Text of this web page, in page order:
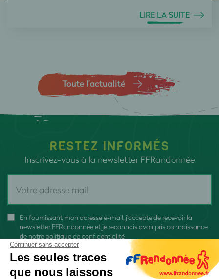
LIRE LA SUITE
Toute l’actualité
RESTEZ INFORMÉS
Inscrivez-vous à la newsletter FFRandonnée
En fournissant mon adresse e-mail, j'accepte de recevoir la
newsletter FFRandonnée et je reconnais avoir pris connaissance
de notre politique de confidentialité
Continuer sans accepter
Les seules traces
que nous laissons